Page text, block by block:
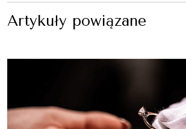
Artykuły powiązane